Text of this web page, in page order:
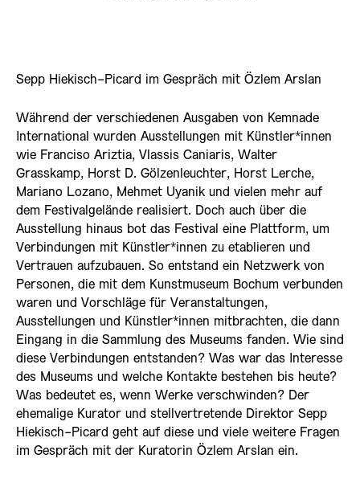
Sepp Hiekisch-Picard im Gespräch mit Özlem Arslan
Während der verschiedenen Ausgaben von Kemnade
International wurden Ausstellungen mit Künstler*innen
wie Franciso Ariztia, Vlassis Caniaris, Walter
Grasskamp, Horst D. Gölzenleuchter, Horst Lerche,
Mariano Lozano, Mehmet Uyanik und vielen mehr auf
dem Festivalgelände realisiert. Doch auch über die
Ausstellung hinaus bot das Festival eine Plattform, um
Verbindungen mit Künstler*innen zu etablieren und
Vertrauen aufzubauen. So entstand ein Netzwerk von
Personen, die mit dem Kunstmuseum Bochum verbunden
waren und Vorschläge für Veranstaltungen,
Ausstellungen und Künstler*innen mitbrachten, die dann
Eingang in die Sammlung des Museums fanden. Wie sind
diese Verbindungen entstanden? Was war das Interesse
des Museums und welche Kontakte bestehen bis heute?
Was bedeutet es, wenn Werke verschwinden? Der
ehemalige Kurator und stellvertretende Direktor Sepp
Hiekisch-Picard geht auf diese und viele weitere Fragen
im Gespräch mit der Kuratorin Özlem Arslan ein.